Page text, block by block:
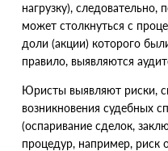
нагрузку), следовательно,
может столкнуться с
доли (акции) которого
правило, выявляются
Юристы выявляют риски,
возникновения судебных
(оспаривание сделок,
процедур, например, риск